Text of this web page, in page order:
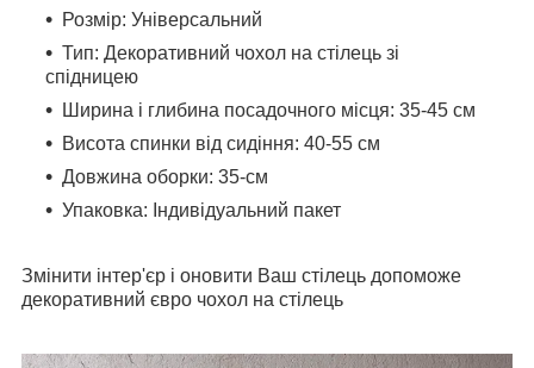
Розмір: Універсальний
Тип: Декоративний чохол на стілець зі
спідницею
Ширина і глибина посадочного місця: 35-45 см
Висота спинки від сидіння: 40-55 см
Довжина оборки: 35-см
Упаковка: Індивідуальний пакет
Змінити інтер'єр і оновити Ваш стілець допоможе
декоративний євро чохол на стілець